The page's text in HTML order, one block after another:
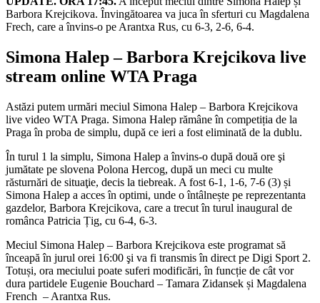
Barbora Krejcikova. Învingătoarea va juca în sferturi cu Magdalena
Frech, care a învins-o pe Arantxa Rus, cu 6-3, 2-6, 6-4.
Simona Halep – Barbora Krejcikova live
stream online WTA Praga
Astăzi putem urmări meciul Simona Halep – Barbora Krejcikova
live video WTA Praga. Simona Halep rămâne în competiția de la
Praga în proba de simplu, după ce ieri a fost eliminată de la dublu.
În turul 1 la simplu, Simona Halep a învins-o după două ore şi
jumătate pe slovena Polona Hercog, după un meci cu multe
răsturnări de situaţie, decis la tiebreak. A fost 6-1, 1-6, 7-6 (3) și
Simona Halep a acces în optimi, unde o întâlnește pe reprezentanta
gazdelor, Barbora Krejcikova, care a trecut în turul inaugural de
românca Patricia Țig, cu 6-4, 6-3.
Meciul Simona Halep – Barbora Krejcikova este programat să
înceapă în jurul orei 16:00 şi va fi transmis în direct pe Digi Sport 2.
Totuși, ora meciului poate suferi modificări, în funcție de cât vor
dura partidele Eugenie Bouchard – Tamara Zidansek și Magdalena
French – Arantxa Rus.